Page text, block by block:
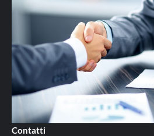
Contatti